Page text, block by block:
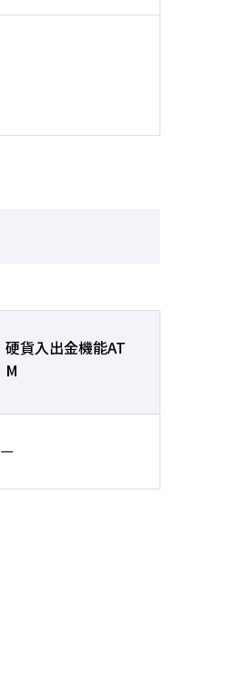
硬貨入出金機能AT
M
ー